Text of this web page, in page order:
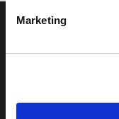
Marketing